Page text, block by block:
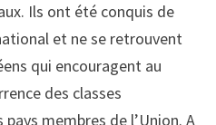
Ils ont été conquis de
et ne se retrouvent
qui encouragent au
des classes
membres de l’Union. A